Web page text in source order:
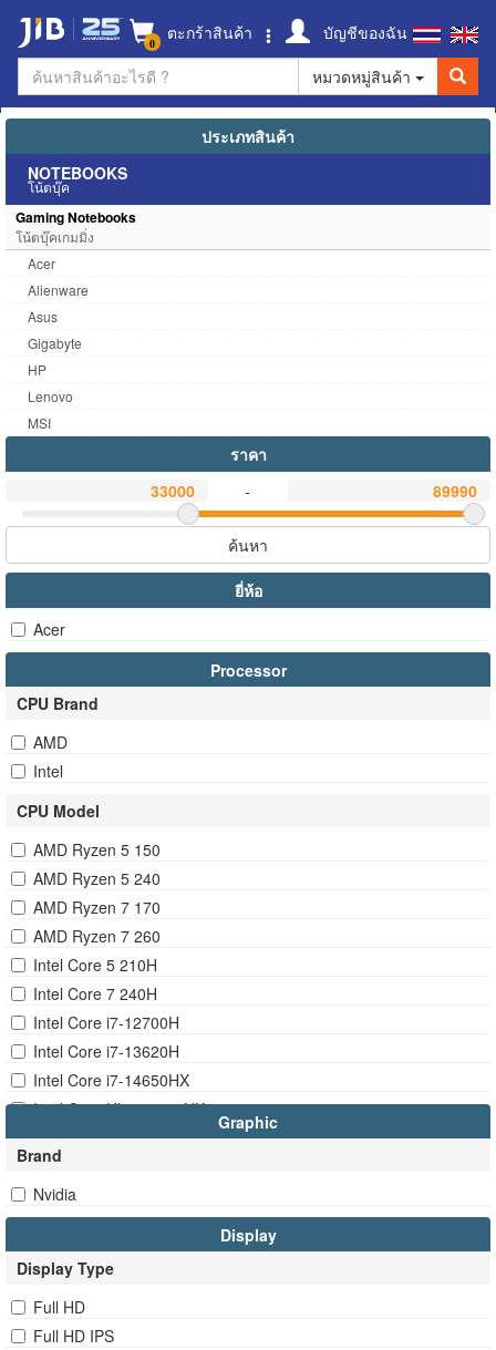
0 ตะกร้าสินค้า
บัญชีของฉัน
หมวดหมู่สินค้า
ประเภทสินค้า
NOTEBOOKS
โน้ตบุ๊ค
Gaming Notebooks
โน้ตบุ๊คเกมมิ่ง
Acer
Alienware
Asus
Gigabyte
HP
Lenovo
MSI
ราคา
-
ค้นหา
ยี่ห้อ
Acer
Processor
CPU Brand
AMD
Intel
CPU Model
AMD Ryzen 5 150
AMD Ryzen 5 240
AMD Ryzen 7 170
AMD Ryzen 7 260
Intel Core 5 210H
Intel Core 7 240H
Intel Core i7-12700H
Intel Core i7-13620H
Intel Core i7-14650HX
Intel Core Ultra 5 235HX
Intel Core Ultra 7 255HX
Intel Core Ultra 7 356H
Intel Core Ultra 9 275HX
Intel Core Ultra 9 386H
Graphic
Brand
Nvidia
Display
Display Type
Full HD
Full HD IPS